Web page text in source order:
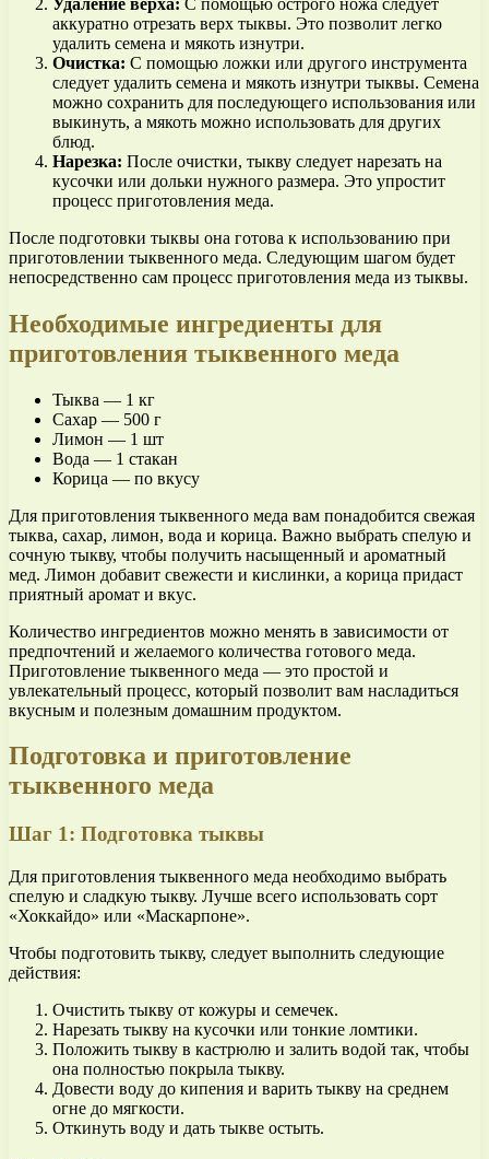
аккуратно отрезать верх тыквы. Это позволит легко
удалить семена и мякоть изнутри.
Очистка: С помощью ложки или другого инструмента
следует удалить семена и мякоть изнутри тыквы. Семена
можно сохранить для последующего использования или
выкинуть, а мякоть можно использовать для других
блюд.
Нарезка: После очистки, тыкву следует нарезать на
кусочки или дольки нужного размера. Это упростит
процесс приготовления меда.
После подготовки тыквы она готова к использованию при
приготовлении тыквенного меда. Следующим шагом будет
непосредственно сам процесс приготовления меда из тыквы.
Необходимые ингредиенты для
приготовления тыквенного меда
Тыква — 1 кг
Сахар — 500 г
Лимон — 1 шт
Вода — 1 стакан
Корица — по вкусу
Для приготовления тыквенного меда вам понадобится свежая
тыква, сахар, лимон, вода и корица. Важно выбрать спелую и
сочную тыкву, чтобы получить насыщенный и ароматный
мед. Лимон добавит свежести и кислинки, а корица придаст
приятный аромат и вкус.
Количество ингредиентов можно менять в зависимости от
предпочтений и желаемого количества готового меда.
Приготовление тыквенного меда — это простой и
увлекательный процесс, который позволит вам насладиться
вкусным и полезным домашним продуктом.
Подготовка и приготовление
тыквенного меда
Шаг 1: Подготовка тыквы
Для приготовления тыквенного меда необходимо выбрать
спелую и сладкую тыкву. Лучше всего использовать сорт
«Хоккайдо» или «Маскарпоне».
Чтобы подготовить тыкву, следует выполнить следующие
действия:
Очистить тыкву от кожуры и семечек.
Нарезать тыкву на кусочки или тонкие ломтики.
Положить тыкву в кастрюлю и залить водой так, чтобы
она полностью покрыла тыкву.
Довести воду до кипения и варить тыкву на среднем
огне до мягкости.
Откинуть воду и дать тыкве остыть.